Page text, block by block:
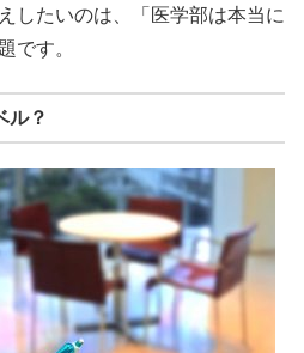
したいのは、「医学部は本当に
です。
ル？